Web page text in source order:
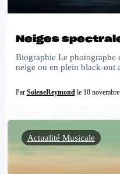
Neiges
Biographie Le photographe
neige ou en plein black-out
Par SoleneReymondle 18
Actualité Musicale